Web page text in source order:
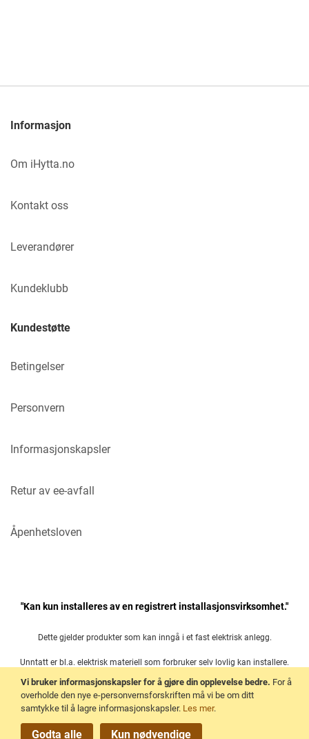
Vi bruker informasjonskapsler for å gjøre din opplevelse bedre. For å
overholde den nye e-personvernsforskriften må vi be om ditt
samtykke til å lagre informasjonskapsler. Les mer.
Godta alle Kun nødvendige
Informasjon
Om iHytta.no
Kontakt oss
Leverandører
Kundeklubb
Kundestøtte
Betingelser
Personvern
Informasjonskapsler
Retur av ee-avfall
Åpenhetsloven
"Kan kun installeres av en registrert installasjonsvirksomhet."
Dette gjelder produkter som kan inngå i et fast elektrisk anlegg.
Unntatt er bl.a. elektrisk materiell som forbruker selv lovlig kan installere.
Les mer her:
Forskrift om elektrisk utstyr § 21
.